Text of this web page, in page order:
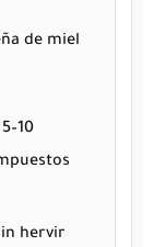
de miel
hervir